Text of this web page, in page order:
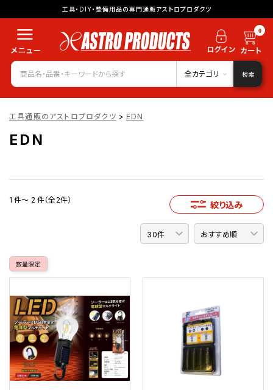
工具・DIY・整備用品の専門通販アストロプロダクツ
0
全カテゴリ 検索
工具通販のアストロプロダクツ > EDN
EDN
1 件～ 2 件（全2件） 絞り込み
数量限定